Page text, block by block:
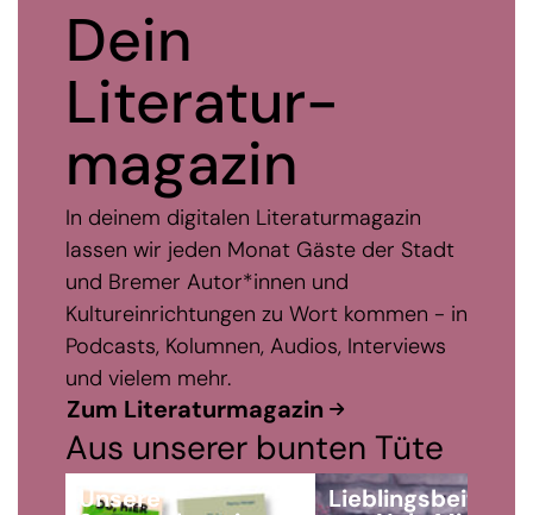
Dein
Literatur­
maga­zin
In deinem digitalen Literaturmagazin
lassen wir jeden Monat Gäste der Stadt
und Bremer Autor*innen und
Kultureinrichtungen zu Wort kommen - in
Podcasts, Kolumnen, Audios, Interviews
und vielem mehr.
Zum Literaturmagazin
Aus unserer bunten Tüte
Unsere Lieblingsbeitrag